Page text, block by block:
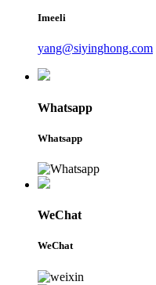
Imeeli
yang@siyinghong.com
Whatsapp
Whatsapp
WeChat
WeChat